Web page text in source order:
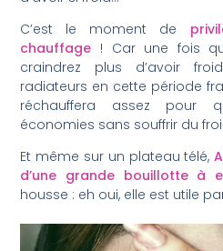
C’est le moment de
chauffage ! Car une fois
craindrez plus d’avoir
radiateurs en cette période
réchauffera assez pour
économies sans souffrir du
Et même sur un plateau télé,
d’une grande bouillotte à
housse : eh oui, elle est utile